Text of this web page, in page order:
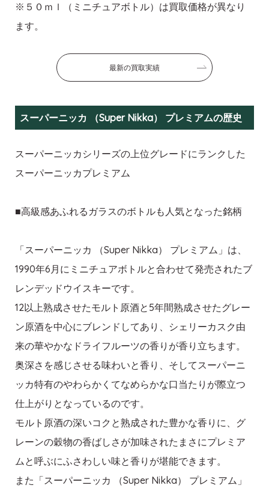
※５０ｍｌ（ミニチュアボトル）は買取価格が異なり
ます。
最新の買取実績
スーパーニッカ （Super Nikka） プレミアムの歴史
スーパーニッカシリーズの上位グレードにランクした
スーパーニッカプレミアム
■高級感あふれるガラスのボトルも人気となった銘柄
「スーパーニッカ （Super Nikka） プレミアム」は、
1990年6月にミニチュアボトルと合わせて発売されたブ
レンデッドウイスキーです。
12以上熟成させたモルト原酒と5年間熟成させたグレー
ン原酒を中心にブレンドしてあり、シェリーカスク由
来の華やかなドライフルーツの香りが香り立ちます。
奥深さを感じさせる味わいと香り、そしてスーパーニ
ッカ特有のやわらかくてなめらかな口当たりが際立つ
仕上がりとなっているのです。
モルト原酒の深いコクと熟成された豊かな香りに、グ
レーンの穀物の香ばしさが加味されたまさにプレミア
ムと呼ぶにふさわしい味と香りが堪能できます。
また「スーパーニッカ （Super Nikka） プレミアム」